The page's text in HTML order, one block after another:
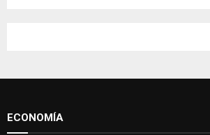
o
ECONOMÍA